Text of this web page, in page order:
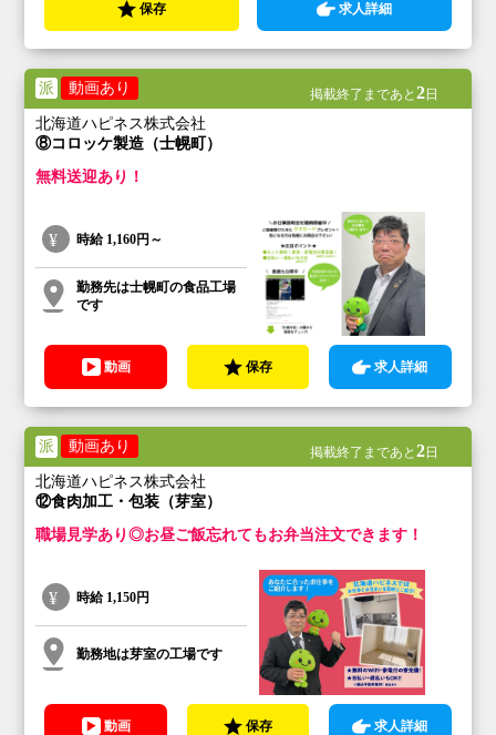
保存 求人詳細
派 動画あり 掲載終了まであと 2日
北海道ハピネス株式会社
⑧コロッケ製造（士幌町）
無料送迎あり！
時給 1,160円～
勤務先は士幌町の食品工場
です
動画 保存 求人詳細
派 動画あり 掲載終了まであと 2日
北海道ハピネス株式会社
⑫食肉加工・包装（芽室）
職場見学あり◎お昼ご飯忘れてもお弁当注文できます！
時給 1,150円
勤務地は芽室の工場です
動画 保存 求人詳細